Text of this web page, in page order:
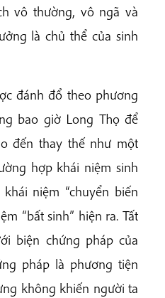
vô thường, vô ngã và
là chủ thể của sinh
đánh đổ theo phương
bao giờ Long Thọ để
đến thay thế như một
hợp khái niệm sinh
niệm “chuyển biến
“bất sinh” hiện ra. Tất
biện chứng pháp của
pháp là phương tiện
không khiến người ta